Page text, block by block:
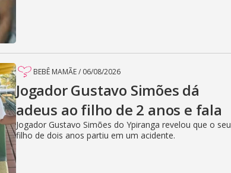
BEBÊ MAMÃE/ 06/08/2026
Jogador Gustavo Simões dá
adeus ao filho de 2 anos e fala
Jogador Gustavo Simões do Ypiranga revelou que o seu
filho de dois anos partiu em um acidente.